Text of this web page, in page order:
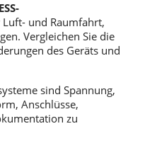
und Raumfahrt,
Vergleichen Sie die
des Geräts und
sind Spannung,
Anschlüsse,
zu